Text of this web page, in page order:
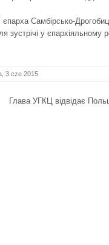
Самбірсько-
у єпархіяльному
3 cze 2015
Глава УГКЦ відвідає